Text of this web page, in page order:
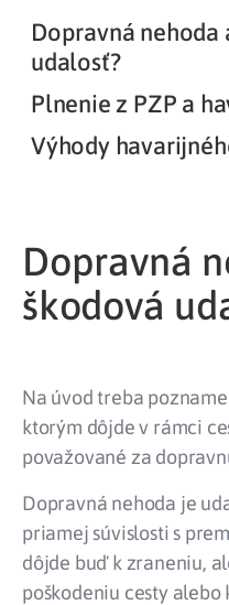
Dopravná nehoda
udalosť?
Plnenie z PZP a
Výhody
Dopravná
škodová
Na úvod treba
ktorým dôjde v rámci
považované za
Dopravná nehoda je
priamej súvislosti s
dôjde buď k zraneniu,
poškodeniu cesty